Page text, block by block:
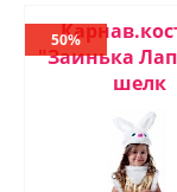
"Заинька
шелк
50%